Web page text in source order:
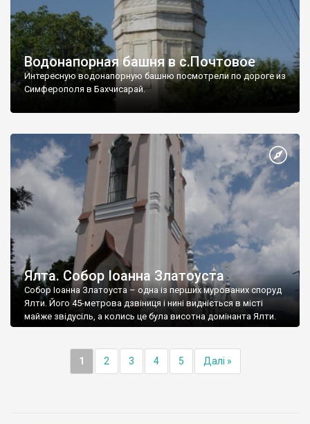
Водонапорная башня в с.Почтовое
Интересную водонапорную башню посмотрели по дороге из
Симферополя в Бахчисарай.
Ялта. Собор Іоанна Златоуста
Собор Іоанна Златоуста – одна із перших мурованих споруд
Ялти. Його 45-метрова дзвіниця і нині видніється в місті
майже звідусіль, а колись це була висотна домінанта Ялти.
1 2 3 4 5 Далі »